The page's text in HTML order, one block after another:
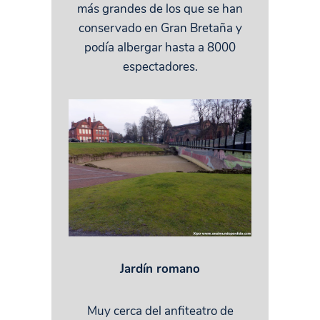
más grandes de los que se han
conservado en Gran Bretaña y
podía albergar hasta a 8000
espectadores.
Jardín romano
Muy cerca del anfiteatro de